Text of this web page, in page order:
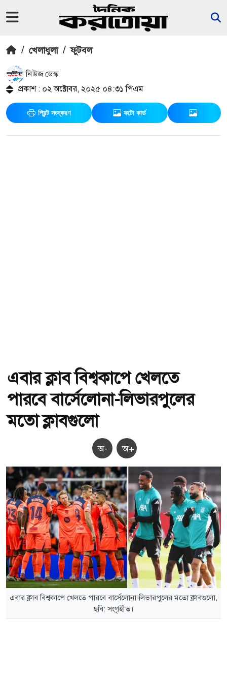
/ খেলাধুলা / ফুটবল
নিউজ ডেস্ক
প্রকাশ : ০২ অক্টোবর, ২০২৫ ০৪:৩১ পিএম
প্রিন্ট সংস্করণ ফটো কার্ড
এবার ক্লাব বিশ্বকাপে খেলতে
পারবে বার্সেলোনা-লিভারপুলের
মতো ক্লাবগুলো
অ- অ+
এবার ক্লাব বিশ্বকাপে খেলতে পারবে বার্সেলোনা-লিভারপুলের মতো ক্লাবগুলো,
ছবি: সংগৃহীত।